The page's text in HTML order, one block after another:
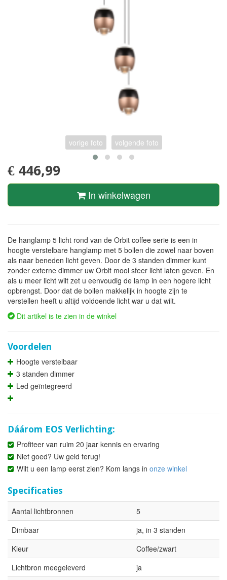
vorige foto volgende foto
€ 446,99
In winkelwagen
De hanglamp 5 licht rond van de Orbit coffee serie is een in
hoogte verstelbare hanglamp met 5 bollen die zowel naar boven
als naar beneden licht geven. Door de 3 standen dimmer kunt
zonder externe dimmer uw Orbit mooi sfeer licht laten geven. En
als u meer licht wilt zet u eenvoudig de lamp in een hogere licht
opbrengst. Door dat de bollen makkelijk in hoogte zijn te
verstellen heeft u altijd voldoende licht war u dat wilt.
Dit artikel is te zien in de winkel
Voordelen
Hoogte verstelbaar
3 standen dimmer
Led geïntegreerd
Dáárom EOS Verlichting:
Profiteer van ruim 20 jaar kennis en ervaring
Niet goed? Uw geld terug!
Wilt u een lamp eerst zien? Kom langs in onze winkel
Specificaties
Aantal lichtbronnen
5
Dimbaar
ja, in 3 standen
Kleur
Coffee/zwart
Lichtbron meegeleverd
ja